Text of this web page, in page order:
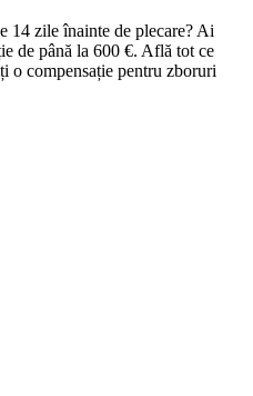
14 zile înainte de plecare? Ai
de până la 600 €. Află tot ce
o compensație pentru zboruri